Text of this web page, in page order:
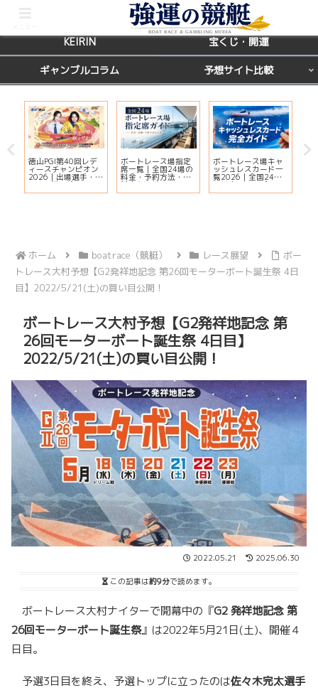
レース場ガイド
KEIRIN 宝くじ・開運
ギャンブルコラム 予想サイト比較
徳山PGI第40回レデ
ィースチャンピオン
2026｜出場選手・ド
リーム戦・注目モー
ター・イベント情報
ボートレース場指定
席一覧｜全国24場の
料金・予約方法・有
料席を比較
ボートレース場キャ
ッシュレスカード一
覧2026｜全国24場
の対応状況・ポイン
ト還元・入会方法ま
ホーム boatrace（競艇） レース展望
ボー
トレース大村予想【G2発祥地記念 第26回モーターボート誕生祭 4日
目】2022/5/21(土)の買い目公開！
ボートレース大村予想【G2発祥地記念 第
26回モーターボート誕生祭 4日目】
2022/5/21(土)の買い目公開！
2022.05.21 2025.06.30
この記事は約9分で読めます。
ボートレース大村ナイターで開幕中の『G2 発祥地記念 第
26回モーターボート誕生祭』は2022年5月21日(土)、開催４
日目。
予選3日目を終え、予選トップに立ったのは佐々木完太選手